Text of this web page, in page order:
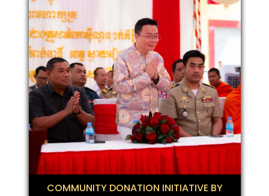
COMMUNITY DONATION INITIATIVE BY